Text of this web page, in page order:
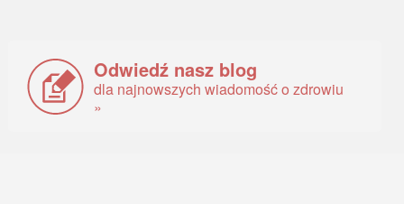
Odwiedź nasz blog
dla najnowszych wiadomość o zdrowiu
»